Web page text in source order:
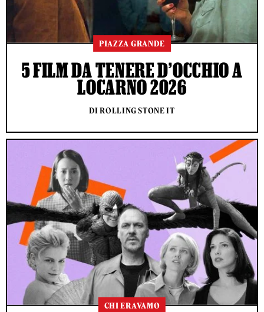
PIAZZA GRANDE
5 FILM DA TENERE D’OCCHIO A
LOCARNO 2026
DI ROLLING STONE IT
CHI ERAVAMO